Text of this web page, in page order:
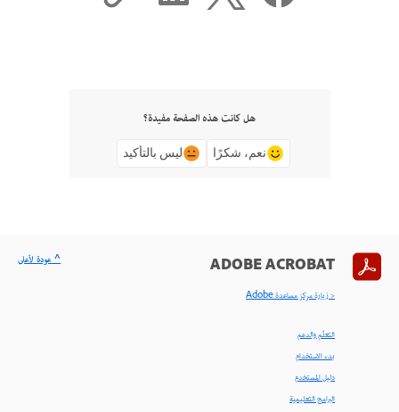
هل كانت هذه الصفحة مفيدة؟
نعم، شكرًا ليس بالتأكيد
ADOBE ACROBAT
< زيارة مركز مساعدة Adobe
التعلّم والدعم
بدء الاستخدام
دليل المستخدم
البرامج التعليمية
^ عودة لأعلى